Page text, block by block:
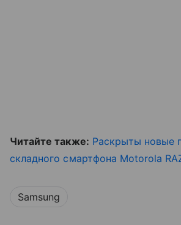
Читайте также: Раскрыты новые
складного смартфона Motorola
Samsung